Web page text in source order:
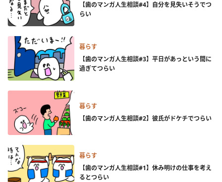
【歯のマンガ人生相談#4】自分を見失いそうでつ
らい
暮らす
【歯のマンガ人生相談#3】平日があっという間に
過ぎてつらい
暮らす
【歯のマンガ人生相談#2】彼氏がドケチでつらい
暮らす
【歯のマンガ人生相談#1】休み明けの仕事を考え
るとつらい